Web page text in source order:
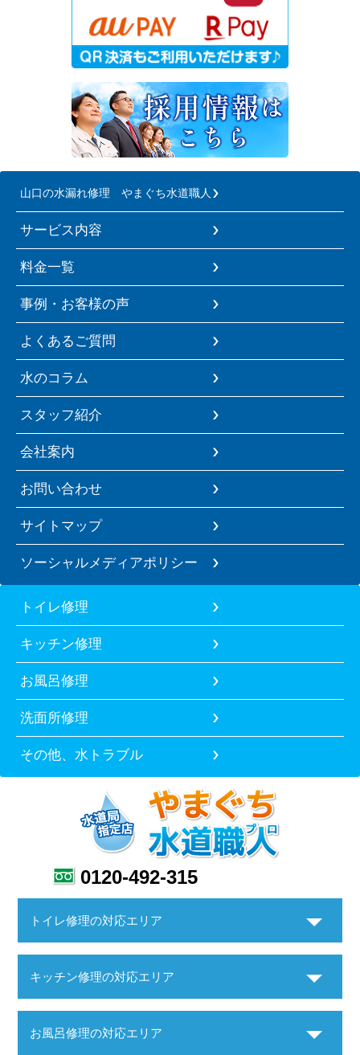
山口の水漏れ修理 やまぐち水道職人
サービス内容
料金一覧
事例・お客様の声
よくあるご質問
水のコラム
スタッフ紹介
会社案内
お問い合わせ
サイトマップ
ソーシャルメディアポリシー
トイレ修理
キッチン修理
お風呂修理
洗面所修理
その他、水トラブル
0120-492-315
トイレ修理の対応エリア
キッチン修理の対応エリア
お風呂修理の対応エリア